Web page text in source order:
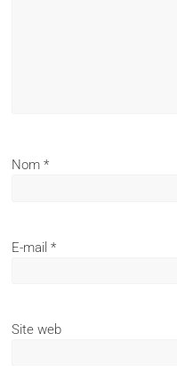
Nom*
E-mail*
Site web